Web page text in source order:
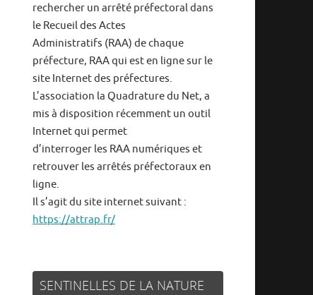
rechercher un arrêté préfectoral dans
le Recueil des Actes
Administratifs (RAA) de chaque
préfecture, RAA qui est en ligne sur le
site Internet des préfectures.
L’association la Quadrature du Net, a
mis à disposition récemment un outil
Internet qui permet
d’interroger les RAA numériques et
retrouver les arrêtés préfectoraux en
ligne.
Il s’agit du site internet suivant :
https://attrap.fr/
SENTINELLES DE LA NATURE